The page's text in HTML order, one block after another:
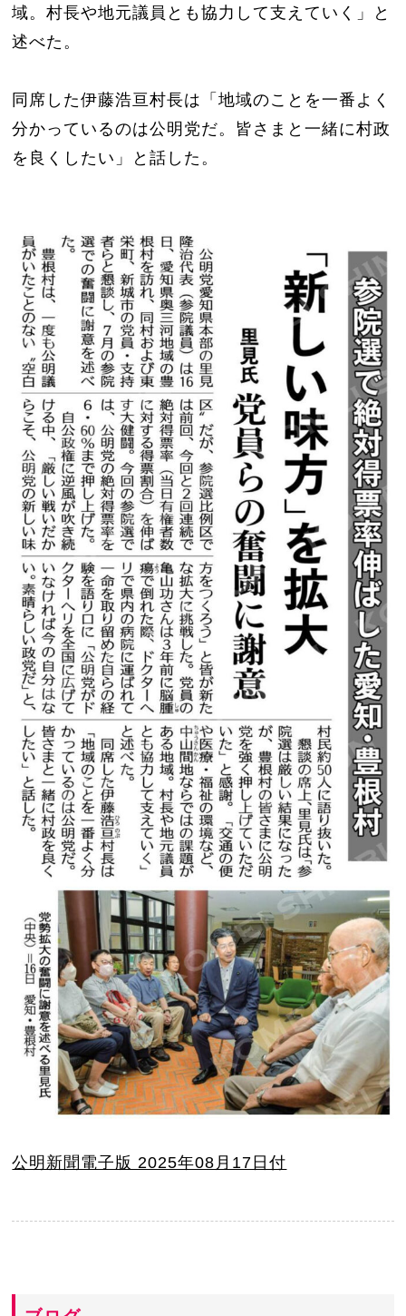
域。村長や地元議員とも協力して支えていく」と
述べた。
同席した伊藤浩亘村長は「地域のことを一番よく
分かっているのは公明党だ。皆さまと一緒に村政
を良くしたい」と話した。
公明新聞電子版 2025年08月17日付